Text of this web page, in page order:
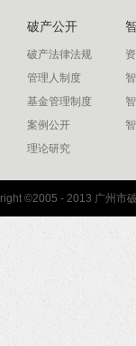
破产公开
破产法律法规
管理人制度
基金管理制度
案例公开
理论研究
©2005 - 2013 广州市